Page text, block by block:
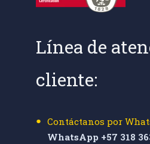
Línea de
cliente:
Contáctanos por
WhatsApp +57 318